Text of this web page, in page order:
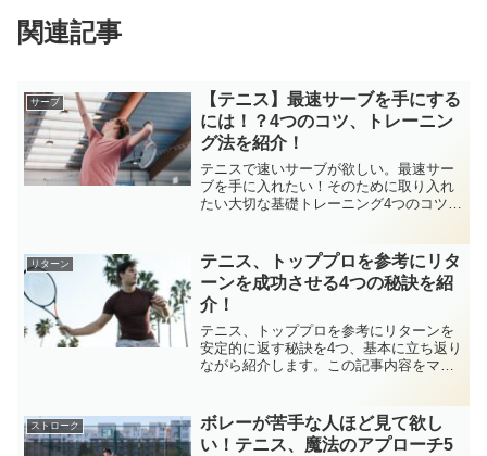
関連記事
サーブ
【テニス】最速サーブを手にする
には！？4つのコツ、トレーニン
グ法を紹介！
テニスで速いサーブが欲しい。最速サー
ブを手に入れたい！そのために取り入れ
たい大切な基礎トレーニング4つのコツを
入れてください！日本人のテニスサーブ
最速級の紹介もします！
リターン
テニス、トッププロを参考にリタ
ーンを成功させる4つの秘訣を紹
介！
テニス、トッププロを参考にリターンを
安定的に返す秘訣を4つ、基本に立ち返り
ながら紹介します。この記事内容をマス
ません。リターンの名手となって相手の
サーブを崩したい方必見です。
ストローク
ボレーが苦手な人ほど見て欲し
い！テニス、魔法のアプローチ5